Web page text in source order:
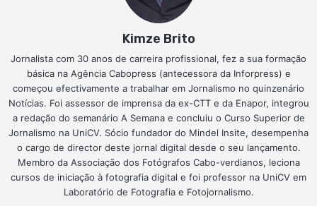
Kimze Brito
Jornalista com 30 anos de carreira profissional, fez a sua formação
básica na Agência Cabopress (antecessora da Inforpress) e
começou efectivamente a trabalhar em Jornalismo no quinzenário
Notícias. Foi assessor de imprensa da ex-CTT e da Enapor, integrou
a redação do semanário A Semana e concluiu o Curso Superior de
Jornalismo na UniCV. Sócio fundador do Mindel Insite, desempenha
o cargo de director deste jornal digital desde o seu lançamento.
Membro da Associação dos Fotógrafos Cabo-verdianos, leciona
cursos de iniciação à fotografia digital e foi professor na UniCV em
Laboratório de Fotografia e Fotojornalismo.